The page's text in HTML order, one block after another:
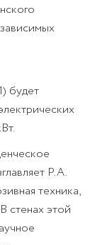
будет
Р.А.
техника,
стенах этой